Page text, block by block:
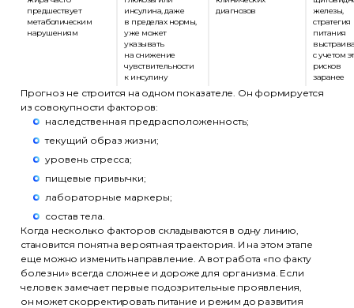
предшествует
метаболическим
нарушениям
инсулина, даже
в пределах нормы,
уже может
указывать
на снижение
чувствительности
к инсулину
диагнозов
железы,
стратегия
питания
с учетом
рисков
заранее
Прогноз не строится на одном показателе. Он формируется
из совокупности факторов:
наследственная предрасположенность;
текущий образ жизни;
уровень стресса;
пищевые привычки;
лабораторные маркеры;
состав тела.
Когда несколько факторов складываются в одну линию,
становится понятна вероятная траектория. И на этом этапе
еще можно изменить направление. А вот работа «по факту
болезни» всегда сложнее и дороже для организма. Если
человек замечает первые подозрительные проявления,
он может скорректировать питание и режим до развития